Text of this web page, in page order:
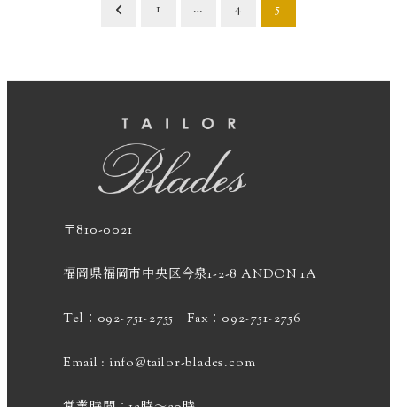
の
1 … 4 5
〒810-0021
福岡県福岡市中央区今泉1-2-8 ANDON 1A
Tel：092-751-2755 Fax：092-751-2756
Email : info@tailor-blades.com